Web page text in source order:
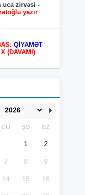
uca zirvəsi -
yazır
QİYAMƏT
X (DAVAMI)
CÜ ŞƏ BZ
1 2
7 8 9
14 15 16